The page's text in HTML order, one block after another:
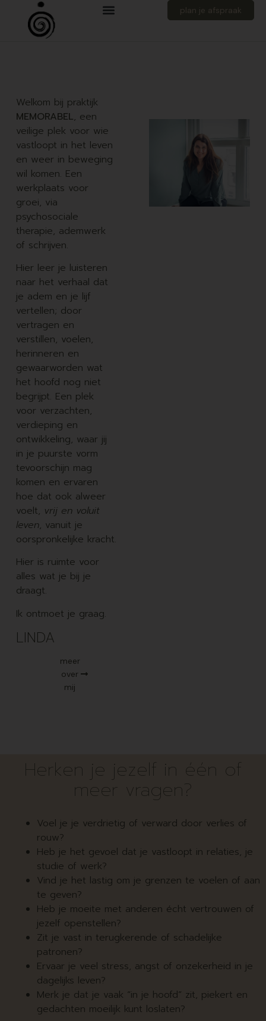
plan je afspraak
Welkom bij praktijk
MEMORABEL, een
veilige plek voor wie
vastloopt in het leven
en weer in beweging
wil komen. Een
werkplaats voor
groei, via
psychosociale
therapie, ademwerk
of schrijven.
Hier leer je luisteren
naar het verhaal dat
je adem en je lijf
vertellen; door
vertragen en
verstillen, voelen,
herinneren en
gewaarworden wat
het hoofd nog niet
begrijpt. Een plek
voor verzachten,
verdieping en
ontwikkeling, waar jij
in je puurste vorm
tevoorschijn mag
komen en ervaren
hoe dat ook alweer
voelt, vrij en voluit
leven, vanuit je
oorspronkelijke kracht.
Hier is ruimte voor
alles wat je bij je
draagt.
Ik ontmoet je graag.
LINDA
meer
over
mij
Herken je jezelf in één of
meer vragen?
Voel je je verdrietig of verward door verlies of
rouw?
Heb je het gevoel dat je vastloopt in relaties, je
studie of werk?
Vind je het lastig om je grenzen te voelen of aan
te geven?
Heb je moeite met anderen écht vertrouwen of
jezelf openstellen?
Zit je vast in terugkerende of schadelijke
patronen?
Ervaar je veel stress, angst of onzekerheid in je
dagelijks leven?
Merk je dat je vaak “in je hoofd” zit, piekert en
gedachten moeilijk kunt loslaten?